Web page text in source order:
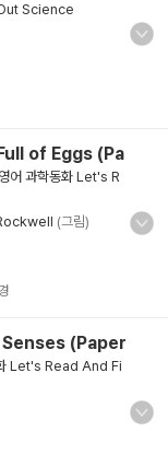
Science
of Eggs (Pa
영어 과학동화 Let's R
(그림)
Senses (Paper
Let's Read And Fi